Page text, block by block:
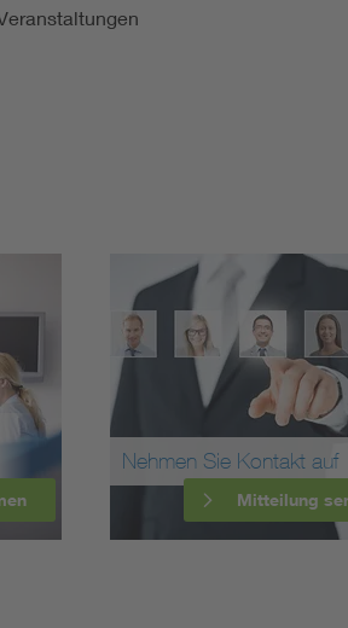
Nehmen Sie Kontakt auf
Mitteilung